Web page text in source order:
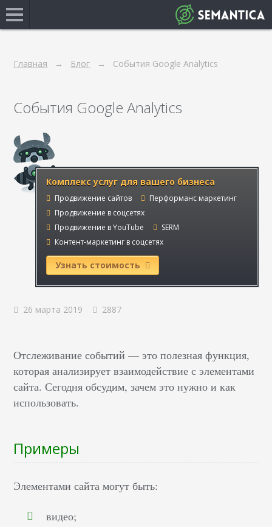
Главная Блог События Google Analytics
События Google Analytics
Комплекс услуг для вашего бизнеса
Продвижение сайтов
Перформанс маркетинг
Продвижение в соцсетях
Продвижение в YouTube
SERM
Контент-маркетинг в соцсетях
Узнать стоимость
26 марта 2019 2887
Отслеживание событий — это полезная функция,
которая анализирует взаимодействие с элементами
сайта. Сегодня обсудим, зачем это нужно и как
использовать.
Примеры
Элементами сайта могут быть:
видео;